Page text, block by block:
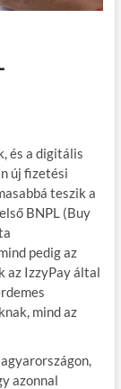
és a digitális
új fizetési
teszik a
BNPL (Buy
pedig az
az IzzyPay által
mind az
azonnal